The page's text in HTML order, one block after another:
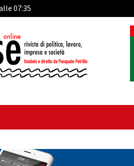
07:35
"Cava de'
-"Vietri sul